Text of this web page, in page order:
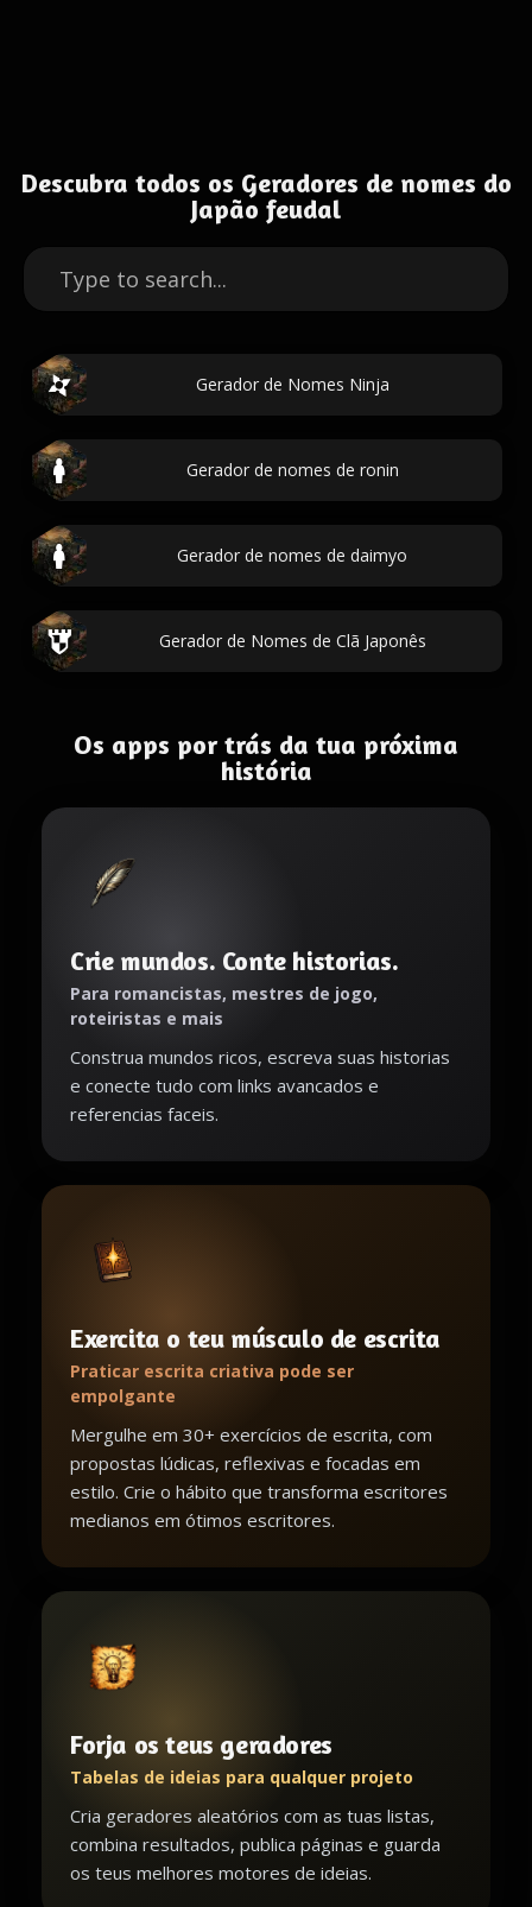
Descubra todos os Geradores de nomes do
Japão feudal
Gerador de Nomes Ninja
Gerador de nomes de ronin
Gerador de nomes de daimyo
Gerador de Nomes de Clã Japonês
Os apps por trás da tua próxima
história
Crie mundos. Conte historias.
Para romancistas, mestres de jogo,
roteiristas e mais
Construa mundos ricos, escreva suas historias
e conecte tudo com links avancados e
referencias faceis.
Exercita o teu músculo de escrita
Praticar escrita criativa pode ser
empolgante
Mergulhe em 30+ exercícios de escrita, com
propostas lúdicas, reflexivas e focadas em
estilo. Crie o hábito que transforma escritores
medianos em ótimos escritores.
Forja os teus geradores
Tabelas de ideias para qualquer projeto
Cria geradores aleatórios com as tuas listas,
combina resultados, publica páginas e guarda
os teus melhores motores de ideias.